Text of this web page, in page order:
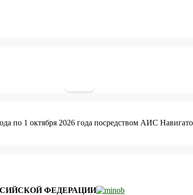
по 1 октября 2026 года посредством АИС
ФЕДЕРАЦИИ